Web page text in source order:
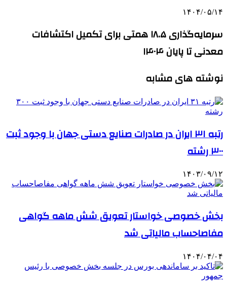
۱۴۰۴/۰۵/۱۴
سرمایه‌گذاری ۱۸.۵ همتی برای تکمیل اکتشافات
معدنی تا پایان ۱۴۰۴
نوشته های مشابه
رتبه ۳۱ ایران در صادرات صنایع دستی جهان با وجود ثبت
۳۰۰ رشته
۱۴۰۳/۰۹/۱۲
بخش خصوصی خواستار تعویق شش ماهه گواهی
مفاصاحساب مالیاتی شد
۱۴۰۴/۰۴/۰۴